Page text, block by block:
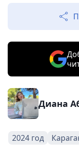
Диана
2024 год